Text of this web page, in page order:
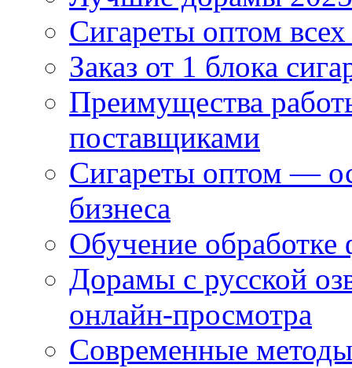
Сигареты оптом
Заказ от 1 блока
Преимущества
поставщиками
Сигареты оптом —
бизнеса
Обучение
Дорамы с русской
онлайн-просмотра
Современные